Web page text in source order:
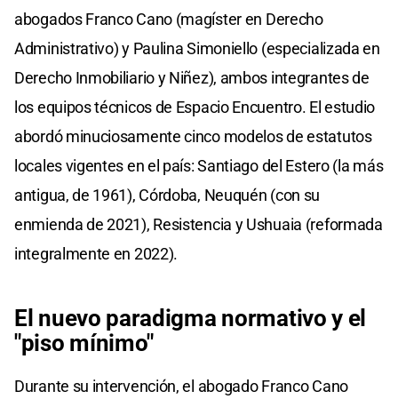
abogados Franco Cano (magíster en Derecho
Administrativo) y Paulina Simoniello (especializada en
Derecho Inmobiliario y Niñez), ambos integrantes de
los equipos técnicos de Espacio Encuentro. El estudio
abordó minuciosamente cinco modelos de estatutos
locales vigentes en el país: Santiago del Estero (la más
antigua, de 1961), Córdoba, Neuquén (con su
enmienda de 2021), Resistencia y Ushuaia (reformada
integralmente en 2022).
El nuevo paradigma normativo y el
"piso mínimo"
Durante su intervención, el abogado Franco Cano